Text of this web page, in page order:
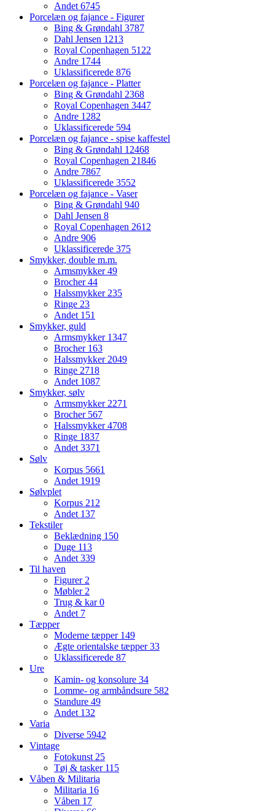
Andet 6745
Porcelæn og fajance - Figurer
Bing & Grøndahl 3787
Dahl Jensen 1213
Royal Copenhagen 5122
Andre 1744
Uklassificerede 876
Porcelæn og fajance - Platter
Bing & Grøndahl 2368
Royal Copenhagen 3447
Andre 1282
Uklassificerede 594
Porcelæn og fajance - spise kaffestel
Bing & Grøndahl 12468
Royal Copenhagen 21846
Andre 7867
Uklassificerede 3552
Porcelæn og fajance - Vaser
Bing & Grøndahl 940
Dahl Jensen 8
Royal Copenhagen 2612
Andre 906
Uklassificerede 375
Smykker, double m.m.
Armsmykker49
Brocher44
Halssmykker 235
Ringe 23
Andet 151
Smykker, guld
Armsmykker 1347
Brocher 163
Halssmykker 2049
Ringe 2718
Andet 1087
Smykker, sølv
Armsmykker 2271
Brocher 567
Halssmykker4708
Ringe 1837
Andet 3371
Sølv
Korpus 5661
Andet 1919
Sølvplet
Korpus 212
Andet 137
Tekstiler
Beklædning 150
Duge 113
Andet 339
Til haven
Figurer 2
Møbler 2
Trug & kar0
Andet 7
Tæpper
Moderne tæpper 149
Ægte orientalske tæpper33
Uklassificerede 87
Ure
Kamin- og konsolure 34
Lomme- og armbåndsure 582
Standure 49
Andet 132
Varia
Diverse 5942
Vintage
Fotokunst 25
Tøj & tasker 115
Våben & Militaria
Militaria 16
Våben 17